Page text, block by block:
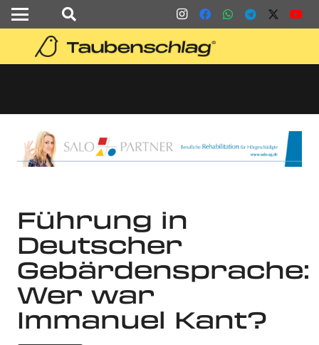
Führung in
Deutscher
Gebärdensprache:
Wer war
Immanuel Kant?